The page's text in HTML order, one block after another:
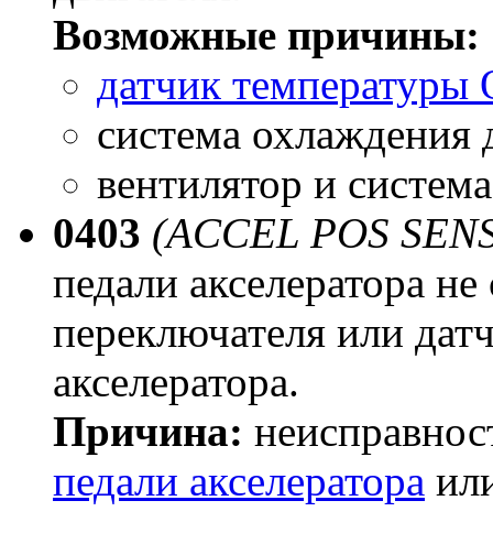
Возможные причины:
датчик
система охлаждения
вентилятор и
0403 (ACCEL POS
педали акселератора
переключателя или
акселератора.
Причина:
педали акселератора